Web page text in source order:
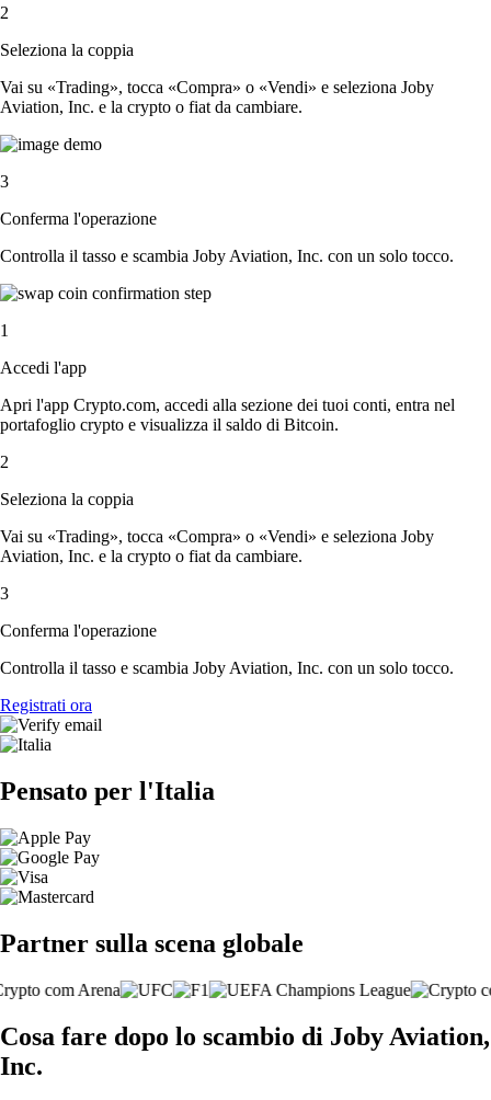
2
Seleziona la coppia
Vai su «Trading», tocca «Compra» o «Vendi» e seleziona Joby
Aviation, Inc. e la crypto o fiat da cambiare.
3
Conferma l'operazione
Controlla il tasso e scambia Joby Aviation, Inc. con un solo tocco.
1
Accedi l'app
Apri l'app Crypto.com, accedi alla sezione dei tuoi conti, entra nel
portafoglio crypto e visualizza il saldo di Bitcoin.
2
Seleziona la coppia
Vai su «Trading», tocca «Compra» o «Vendi» e seleziona Joby
Aviation, Inc. e la crypto o fiat da cambiare.
3
Conferma l'operazione
Controlla il tasso e scambia Joby Aviation, Inc. con un solo tocco.
Registrati ora
Pensato per l'Italia
Partner sulla scena globale
Cosa fare dopo lo scambio di Joby Aviation,
Inc.